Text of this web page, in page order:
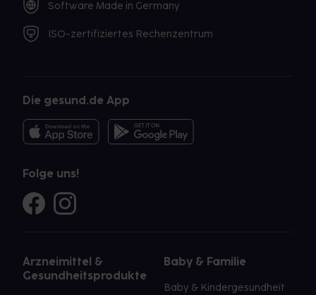
Software Made in Germany
ISO-zertifiziertes Rechenzentrum
Die gesund.de App
Folge uns!
Arzneimittel &
Gesundheitsprodukte
Baby & Familie
Baby & Kindergesundheit